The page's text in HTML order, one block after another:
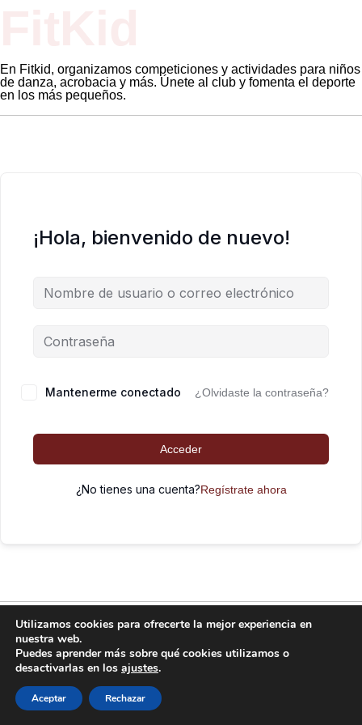
En Fitkid, organizamos competiciones y actividades para niños
de danza, acrobacia y más. Únete al club y fomenta el deporte
en los más pequeños.
¡Hola, bienvenido de nuevo!
Mantenerme conectado ¿Olvidaste la contraseña?
Acceder
¿No tienes una cuenta?Regístrate ahora
FitKid funciona gracias aWordPress
Utilizamos cookies para ofrecerte la mejor experiencia en
nuestra web.
Puedes aprender más sobre qué cookies utilizamos o
desactivarlas en los ajustes.
Aceptar Rechazar